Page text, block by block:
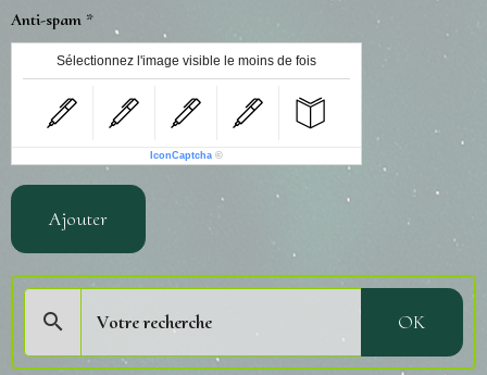
Anti-spam
Sélectionnez l'image visible le moins de fois
IconCaptcha ©
Ajouter
OK